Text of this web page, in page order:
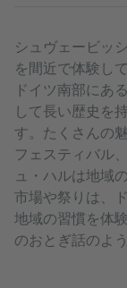
シュヴェービッ
を間近で体験し
ドイツ南部にあ
して長い歴史を
す。たくさんの
フェスティバル
ュ・ハルは地域
市場や祭りは、
地域の習慣を体
のおとぎ話のよ